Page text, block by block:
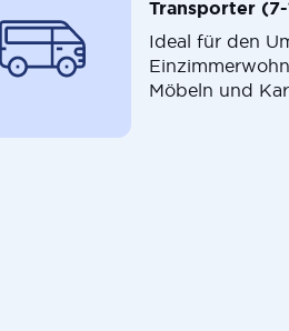
Transporter
Ideal für den
Möbeln und